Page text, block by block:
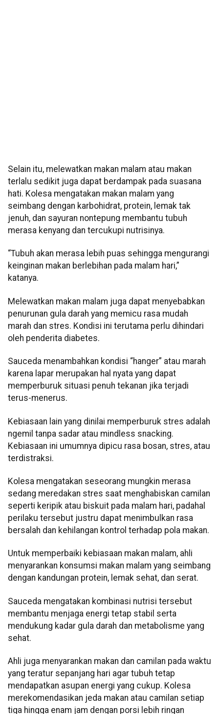
Selain itu, melewatkan makan malam atau makan
terlalu sedikit juga dapat berdampak pada suasana
hati. Kolesa mengatakan makan malam yang
seimbang dengan karbohidrat, protein, lemak tak
jenuh, dan sayuran nontepung membantu tubuh
merasa kenyang dan tercukupi nutrisinya.
“Tubuh akan merasa lebih puas sehingga mengurangi
keinginan makan berlebihan pada malam hari,”
katanya.
Melewatkan makan malam juga dapat menyebabkan
penurunan gula darah yang memicu rasa mudah
marah dan stres. Kondisi ini terutama perlu dihindari
oleh penderita diabetes.
Sauceda menambahkan kondisi “hanger” atau marah
karena lapar merupakan hal nyata yang dapat
memperburuk situasi penuh tekanan jika terjadi
terus-menerus.
Kebiasaan lain yang dinilai memperburuk stres adalah
ngemil tanpa sadar atau mindless snacking.
Kebiasaan ini umumnya dipicu rasa bosan, stres, atau
terdistraksi.
Kolesa mengatakan seseorang mungkin merasa
sedang meredakan stres saat menghabiskan camilan
seperti keripik atau biskuit pada malam hari, padahal
perilaku tersebut justru dapat menimbulkan rasa
bersalah dan kehilangan kontrol terhadap pola makan.
Untuk memperbaiki kebiasaan makan malam, ahli
menyarankan konsumsi makan malam yang seimbang
dengan kandungan protein, lemak sehat, dan serat.
Sauceda mengatakan kombinasi nutrisi tersebut
membantu menjaga energi tetap stabil serta
mendukung kadar gula darah dan metabolisme yang
sehat.
Ahli juga menyarankan makan dan camilan pada waktu
yang teratur sepanjang hari agar tubuh tetap
mendapatkan asupan energi yang cukup. Kolesa
merekomendasikan jeda makan atau camilan setiap
tiga hingga enam jam dengan porsi lebih ringan